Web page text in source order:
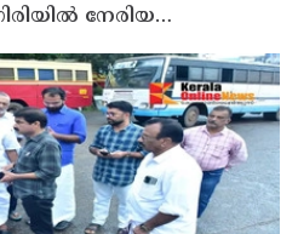
നേരിയ